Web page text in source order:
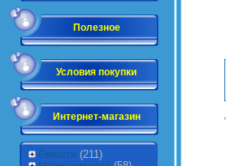
Полезное
Условия покупки
Интернет-магазин
Ёмкости (211)